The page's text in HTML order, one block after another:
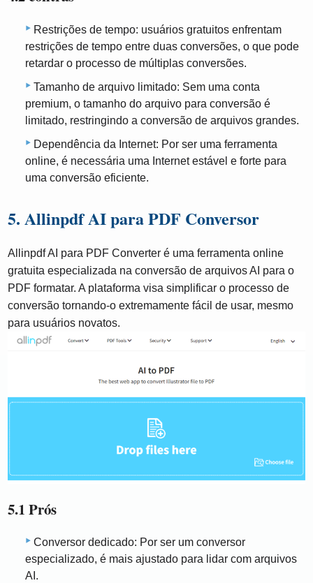
Restrições de tempo: usuários gratuitos enfrentam
restrições de tempo entre duas conversões, o que pode
retardar o processo de múltiplas conversões.
Tamanho de arquivo limitado: Sem uma conta
premium, o tamanho do arquivo para conversão é
limitado, restringindo a conversão de arquivos grandes.
Dependência da Internet: Por ser uma ferramenta
online, é necessária uma Internet estável e forte para
uma conversão eficiente.
5. Allinpdf AI para PDF Conversor
Allinpdf AI para PDF Converter é uma ferramenta online
gratuita especializada na conversão de arquivos AI para o
PDF formatar. A plataforma visa simplificar o processo de
conversão tornando-o extremamente fácil de usar, mesmo
para usuários novatos.
5.1 Prós
Conversor dedicado: Por ser um conversor
especializado, é mais ajustado para lidar com arquivos
AI.